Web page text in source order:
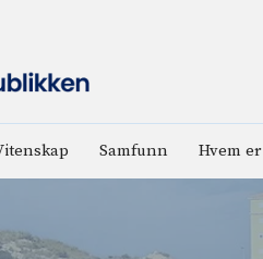
Samfunn Hvem